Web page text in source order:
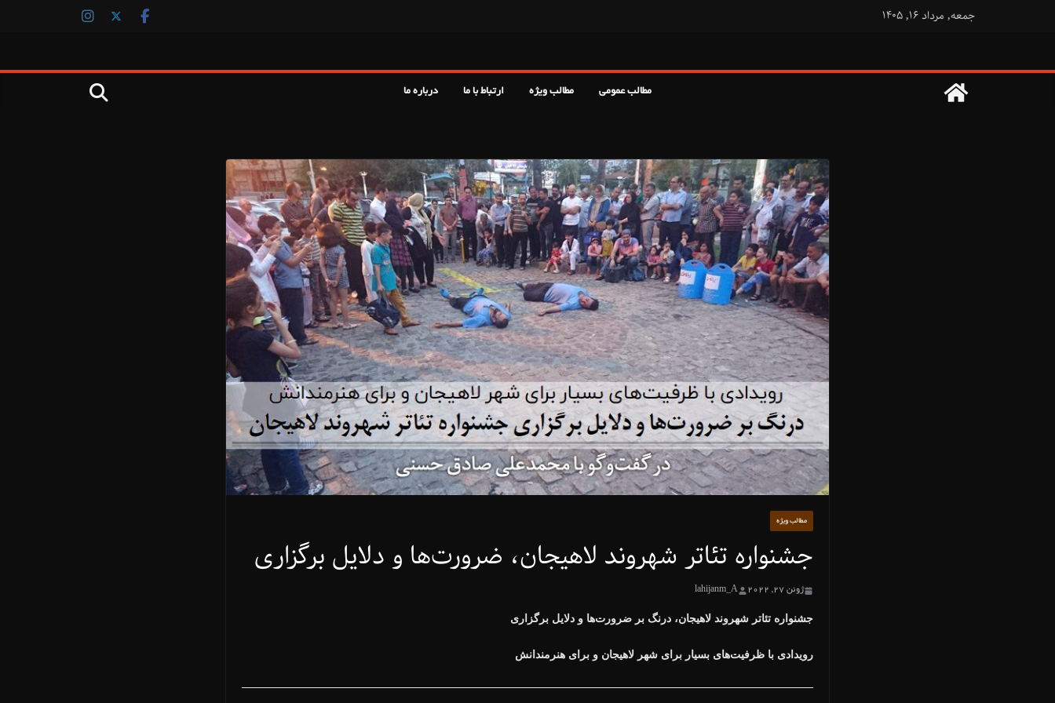
جمعه, مرداد ۱۶, ۱۴۰۵
مطالب عمومی مطالب ویژه ارتباط با ما درباره ما
مطالب ویژه
جشنواره تئاتر شهروند لاهیجان، ضرورت‌ها و دلایل برگزاری
ژوئن 27, 2022 lahijanm_A
جشنواره تئاتر شهروند لاهیجان، درنگ بر ضرورت‌ها و دلایل برگزاری
رویدادی با ظرفیت‌های بسیار برای شهر لاهیجان و برای هنرمندانش